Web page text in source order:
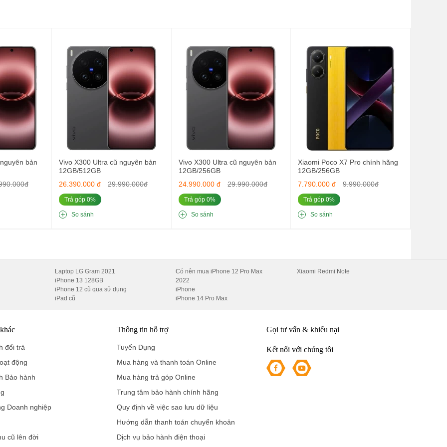
tối.
với thế hệ trước.
độ sáng và giảm tiêu thụ pin 18%.
mẽ và tiết kiệm điện
dụng chip Snapdragon 6 Gen 3, với hiệu năng vượt trội so với G99
4 năm.
tối ưu năng lượng AI.
cả khi chụp trong đêm.
phong cảnh.
bản
Vivo X300 Ultra cũ nguyên bản
12GB/512GB
26.390.000 đ
29.990.000đ
Trả góp 0%
So sánh
Vivo X300 Ultra cũ nguyên bản
12GB/256GB
24.990.000 đ
29.990.000đ
Trả góp 0%
So sánh
Xiaomi Poco X7 Pro chính hãng
12GB/256GB
7.790.000 đ
9.990.000đ
Trả góp 0%
So sánh
Laptop LG Gram 2021
iPhone 13 128GB
iPhone 12 cũ qua sử dụng
iPad cũ
Có nên mua iPhone 12 Pro Max
2022
iPhone
iPhone 14 Pro Max
Xiaomi Redmi Note
đổi trả
động
Bảo hành
Doanh nghiệp
cũ lên đời
Thông tin hỗ trợ
Tuyển Dụng
Mua hàng và thanh toán Online
Mua hàng trả góp Online
Trung tâm bảo hành chính hãng
Quy định về việc sao lưu dữ liệu
Hướng dẫn thanh toán chuyển khoản
Dịch vụ bảo hành điện thoại
Gọi tư vấn & khiếu nại
Kết nối với chúng tôi